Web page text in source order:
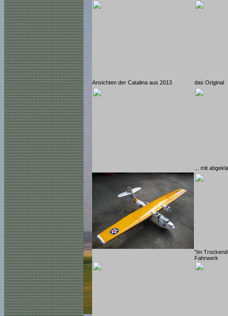
Ansichten der Catalina aus 2013 das Original
... mit
"im
Fahrwerk